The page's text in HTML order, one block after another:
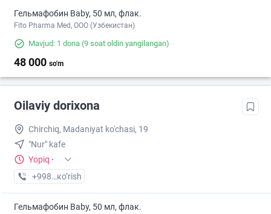
Гельмафобин Baby, 50 мл, флак.
Fito Pharma Med, ООО (Узбекистан)
Mavjud: 1 dona (9 soat oldin yangilangan)
48 000 so'm
Oilaviy dorixona
Chirchiq, Madaniyat ko'chasi, 19
"Nur" kafe
Yopiq ·
+998 (77) XXX-XX-XX
кo’rish
Гельмафобин Baby, 50 мл, флак.